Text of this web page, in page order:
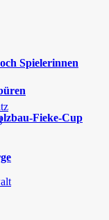
Spielerinnen
Fieke-Cup